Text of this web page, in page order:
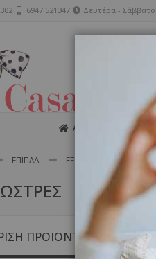
6947 521347 Δευτέρα -
ΑΡΧΙΚΗ
ΕΠΙΠΛΑ ΕΞΩΤΕΡΙΚΟΥ ΧΩΡΟΥ
ΠΡΟΪΟΝΤΩΝ